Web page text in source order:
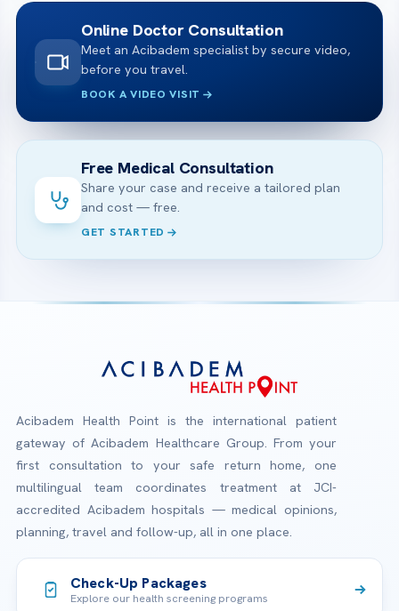
Online Doctor Consultation
Meet an Acibadem specialist by secure video,
before you travel.
BOOK A VIDEO VISIT
Free Medical Consultation
Share your case and receive a tailored plan
and cost — free.
GET STARTED
Acibadem Health Point is the international patient
gateway of Acibadem Healthcare Group. From your
first consultation to your safe return home, one
multilingual team coordinates treatment at JCI-
accredited Acibadem hospitals — medical opinions,
planning, travel and follow-up, all in one place.
Check-Up Packages
Explore our health screening programs